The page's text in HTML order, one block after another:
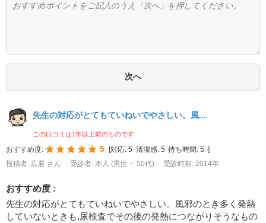
先生の対応がとてもていねいでやさしい。風...
この口コミは1年以上前のものです
おすすめ度: 5 対応: 5 清潔感: 5 待ち時間: 5
投稿者: 広君 さん
受診者: 本人 (男性・ 50代) 受診時期: 2014年
おすすめ度 :
先生の対応がとてもていねいでやさしい。風邪のとき多く発熱
していないときも,尿検査でその後の発熱につながりそうなもの